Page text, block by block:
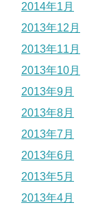
2014年1月
2013年12月
2013年11月
2013年10月
2013年9月
2013年8月
2013年7月
2013年6月
2013年5月
2013年4月